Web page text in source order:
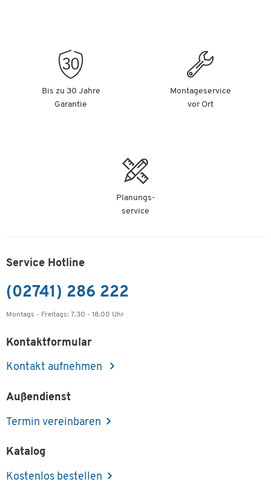
Bis zu 30 Jahre
Garantie
Montageservice
vor Ort
Planungs-
service
Service Hotline
(02741) 286 222
Montags - Freitags: 7.30 - 18.00 Uhr
Kontaktformular
Kontakt aufnehmen
Außendienst
Termin vereinbaren
Katalog
Kostenlos bestellen